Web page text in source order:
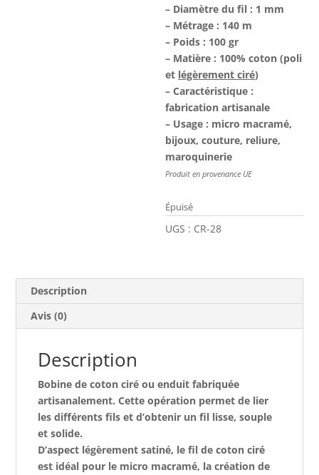
– Diamètre du fil : 1 mm
– Métrage : 140 m
– Poids : 100 gr
– Matière : 100% coton (poli
et légèrement ciré)
– Caractéristique :
fabrication artisanale
– Usage : micro macramé,
bijoux, couture, reliure,
maroquinerie
Produit en provenance UE
Épuisé
UGS : CR-28
Description
Avis (0)
Description
Bobine de coton ciré ou enduit fabriquée
artisanalement. Cette opération permet de lier
les différents fils et d’obtenir un fil lisse, souple
et solide.
D’aspect légèrement satiné, le fil de coton ciré
est idéal pour le micro macramé, la création de